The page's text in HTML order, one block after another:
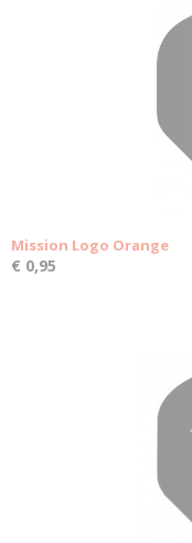
Mission Logo Orange
€ 0,95